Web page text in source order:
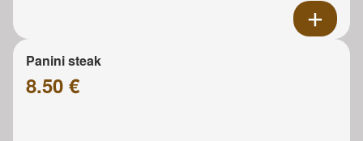
Panini steak
8.50 €